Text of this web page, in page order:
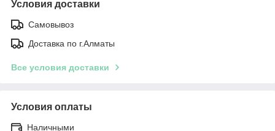
Условия доставки
Самовывоз
Доставка по г.Алматы
Все условия доставки
Условия оплаты
Наличными